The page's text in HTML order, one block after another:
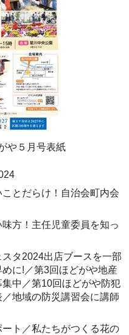
や５月号表紙
とだらけ！自治会町内会
方！主任児童委員を知っ
タ2024出店ブースを一部
に!／第3回ほどがや地産
中／第10回ほどがや防犯
地域の防災講習会に講師
ト／私たちがつくる花の